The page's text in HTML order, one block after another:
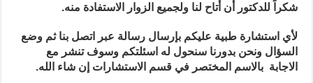
شكراً للدكتور أن أتاح لنا ولجميع الزوار الاستفادة منه.
لأي استشارة طبية عليكم بإرسال رسالة عبر اتصل بنا ثم وضع
السؤال ونحن بدورنا سنحول له اسئلتكم وسوف تنشر مع
الاجابة بالاسم المختصر في قسم الاستشارات إن شاء الله.